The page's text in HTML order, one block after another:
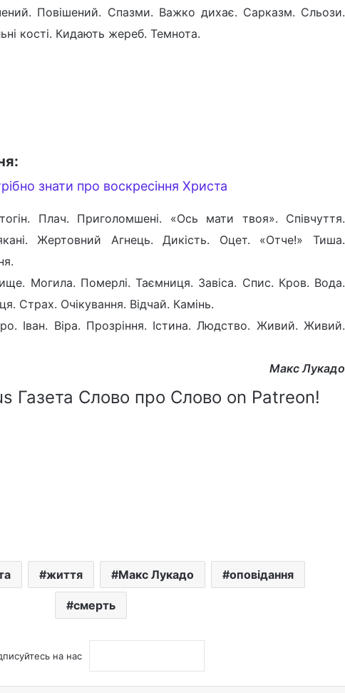
Повішений. Спазми. Важко дихає. Сарказм. Сльози.
кості. Кидають жереб. Темнота.
знати про воскресіння Христа
Плач. Приголомшені. «Ось мати твоя». Співчуття.
Жертовний Агнець. Дикість. Оцет. «Отче!» Тиша.
Могила. Померлі. Таємниця. Завіса. Спис. Кров. Вода.
Страх. Очікування. Відчай. Камінь.
Іван. Віра. Прозріння. Істина. Людство. Живий. Живий.
Макс Лукадо
Газета Слово про Слово on Patreon!
життя Макс Лукадо оповідання
смерть
на нас